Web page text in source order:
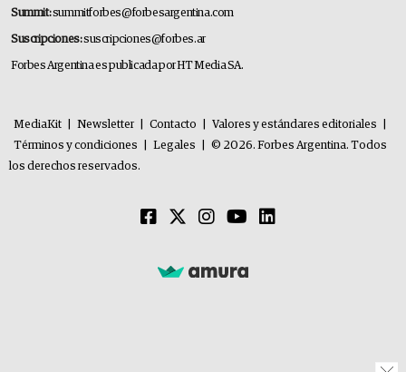
Summit:summitforbes@forbesargentina.com
Suscripciones:suscripciones@forbes.ar
Forbes Argentina es publicada por HT Media SA.
MediaKit Newsletter Contacto Valores y estándares editoriales
Términos y condiciones
Legales
© 2026. Forbes Argentina. Todos
los derechos reservados.